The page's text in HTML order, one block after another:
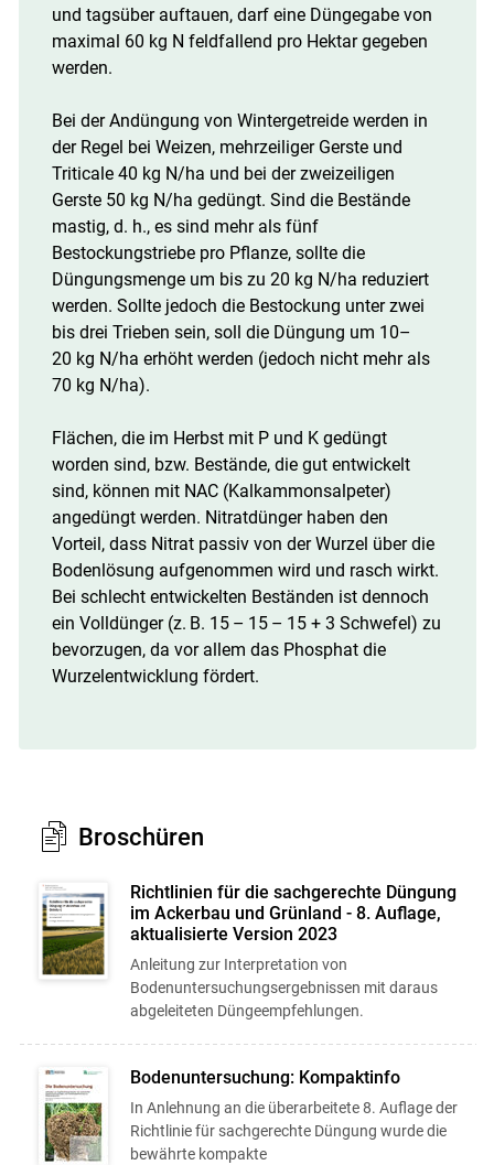
und tagsüber auftauen, darf eine Düngegabe von
maximal 60 kg N feldfallend pro Hektar gegeben
werden.
Bei der Andüngung von Wintergetreide werden in
der Regel bei Weizen, mehrzeiliger Gerste und
Triticale 40 kg N/​ha und bei der zweizeiligen
Gerste 50 kg N/​ha gedüngt. Sind die Bestände
mastig, d. h., es sind mehr als fünf
Bestockungstriebe pro Pflanze, sollte die
Düngungsmenge um bis zu 20 kg N/​ha reduziert
werden. Sollte jedoch die Bestockung unter zwei
bis drei Trieben sein, soll die Düngung um 10–
20 kg N/​ha erhöht werden (jedoch nicht mehr als
70 kg N/​ha).
Flächen, die im Herbst mit P und K gedüngt
worden sind, bzw. Bestände, die gut entwickelt
sind, können mit NAC (Kalkammonsalpeter)
angedüngt werden. Nitratdünger haben den
Vorteil, dass Nitrat passiv von der Wurzel über die
Bodenlösung aufgenommen wird und rasch wirkt.
Bei schlecht entwickelten Beständen ist dennoch
ein Volldünger (z. B. 15 – 15 – 15 + 3 Schwefel) zu
bevorzugen, da vor allem das Phosphat die
Wurzelentwicklung fördert.
Broschüren
Richtlinien für die sachgerechte Düngung
im Ackerbau und Grünland - 8. Auflage,
aktualisierte Version 2023
Anleitung zur Interpretation von
Bodenuntersuchungsergebnissen mit daraus
abgeleiteten Düngeempfehlungen.
Bodenuntersuchung: Kompaktinfo
In Anlehnung an die überarbeitete 8. Auflage der
Richtlinie für sachgerechte Düngung wurde die
bewährte kompakte